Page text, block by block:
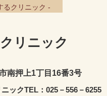
るクリニック -
リニック
南押上1丁目16番3号
ニックTEL：025－556－6255